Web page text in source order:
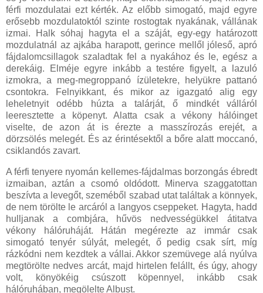
férfi mozdulatai ezt kérték. Az előbb simogató, majd egyre
erősebb mozdulatoktól szinte rostogtak nyakának, vállának
izmai. Halk sóhaj hagyta el a száját, egy-egy határozott
mozdulatnál az ajkába harapott, gerince mellől jóleső, apró
fájdalomcsillagok szaladtak fel a nyakához és le, egész a
derekáig. Elméje egyre inkább a testére figyelt, a lazuló
izmokra, a meg-megroppanó ízületekre, helyükre pattanó
csontokra. Felnyikkant, és mikor az igazgató alig egy
leheletnyit odébb húzta a talárját, ő mindkét válláról
leeresztette a köpenyt. Alatta csak a vékony hálóinget
viselte, de azon át is érezte a masszírozás erejét, a
dörzsölés melegét. És az érintésektől a bőre alatt moccanó,
csiklandós zavart.
A férfi tenyere nyomán kellemes-fájdalmas borzongás ébredt
izmaiban, aztán a csomó oldódott. Minerva szaggatottan
beszívta a levegőt, szeméből szabad utat találtak a könnyek,
de nem törölte le arcáról a langyos cseppeket. Hagyta, hadd
hulljanak a combjára, hűvös nedvességükkel átitatva
vékony hálóruháját. Hátán megérezte az immár csak
simogató tenyér súlyát, melegét, ő pedig csak sírt, míg
rázkódni nem kezdtek a vállai. Akkor szemüvege alá nyúlva
megtörölte nedves arcát, majd hirtelen felállt, és úgy, ahogy
volt, könyökéig csúszott köpennyel, inkább csak
hálóruhában, megölelte Albust.